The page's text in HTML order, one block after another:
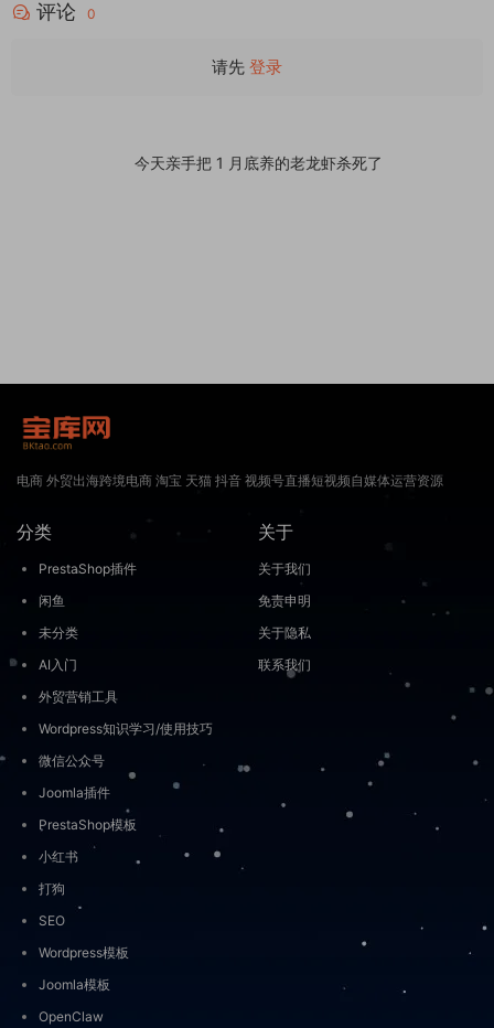
评论 0
请先 登录
今天亲手把 1 月底养的老龙虾杀死了
电商 外贸出海跨境电商 淘宝 天猫 抖音 视频号直播短视频自媒体运营资源
分类
PrestaShop插件
闲鱼
未分类
AI入门
外贸营销工具
Wordpress知识学习/使用技巧
微信公众号
Joomla插件
PrestaShop模板
小红书
打狗
SEO
Wordpress模板
Joomla模板
OpenClaw
关于
关于我们
免责申明
关于隐私
联系我们